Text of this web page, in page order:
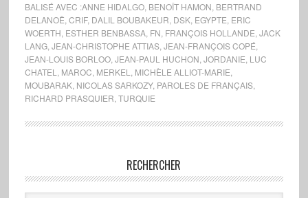
BALISÉ AVEC :ANNE HIDALGO, BENOÎT HAMON BERTRAND
DELANOË CRIF, DALIL BOUBAKEUR DSK, EGYPTE ERIC
WOERTH ESTHER BENBASSA, FN FRANÇOIS HOLLANDE JACK
LANG, JEAN-CHRISTOPHE ATTIAS, JEAN-FRANÇOIS COPÉ
JEAN-LOUIS BORLOO, JEAN-PAUL HUCHON JORDANIE LUC
CHATEL
MAROC MERKEL MICHÈLE ALLIOT-MARIE
MOUBARAK, NICOLAS SARKOZY, PAROLES DE FRANÇAIS,
RICHARD PRASQUIER TURQUIE
RECHERCHER